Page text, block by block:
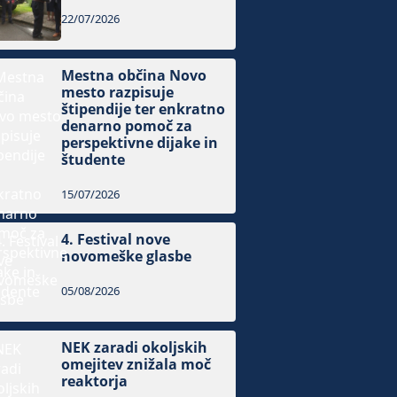
22/07/2026
Mestna občina Novo
mesto razpisuje
štipendije ter enkratno
denarno pomoč za
perspektivne dijake in
študente
15/07/2026
4. Festival nove
novomeške glasbe
05/08/2026
NEK zaradi okoljskih
omejitev znižala moč
reaktorja